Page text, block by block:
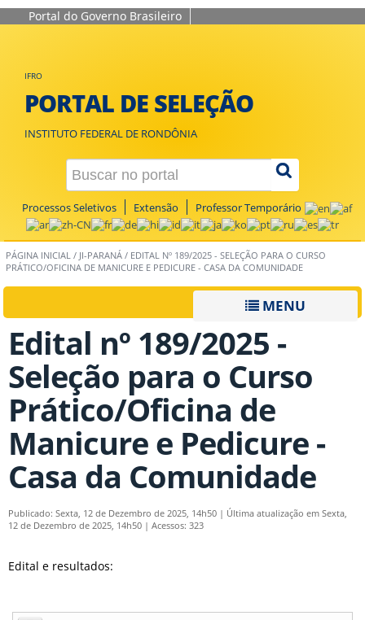
Portal do Governo Brasileiro
IFRO
PORTAL DE SELEÇÃO
INSTITUTO FEDERAL DE RONDÔNIA
Processos Seletivos Extensão Professor Temporário
PÁGINA INICIAL / JI-PARANÁ / EDITAL Nº 189/2025 - SELEÇÃO PARA O CURSO
PRÁTICO/OFICINA DE MANICURE E PEDICURE - CASA DA COMUNIDADE
MENU
Edital nº 189/2025 -
Seleção para o Curso
Prático/Oficina de
Manicure e Pedicure -
Casa da Comunidade
Publicado: Sexta, 12 de Dezembro de 2025, 14h50 | Última atualização em Sexta,
12 de Dezembro de 2025, 14h50 | Acessos: 323
Edital e resultados: